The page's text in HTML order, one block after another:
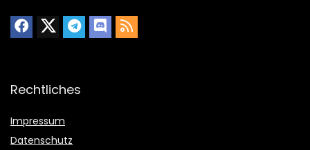
Rechtliches
Impressum
Datenschutz